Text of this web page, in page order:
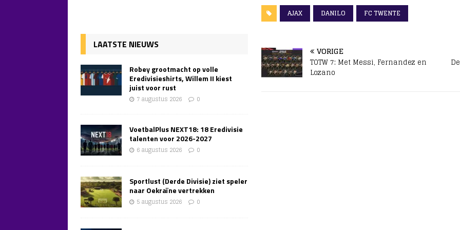
AJAX DANILO FC TWENTE
VORIGE
TOTW 7: Met Messi, Fernandez en
Lozano
LAATSTE NIEUWS
Robey grootmacht op volle
Eredivisieshirts, Willem II kiest
juist voor rust
7 augustus 2026 0
VoetbalPlus NEXT18: 18 Eredivisie
talenten voor 2026-2027
6 augustus 2026 0
Sportlust (Derde Divisie) ziet speler
naar Oekraïne vertrekken
5 augustus 2026 0